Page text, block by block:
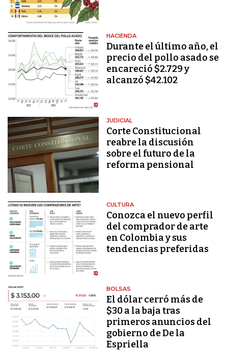
HACIENDA
Durante el último año, el
precio del pollo asado se
encareció $2.729 y
alcanzó $42.102
JUDICIAL
Corte Constitucional
reabre la discusión
sobre el futuro de la
reforma pensional
CULTURA
Conozca el nuevo perfil
del comprador de arte
en Colombia y sus
tendencias preferidas
BOLSAS
El dólar cerró más de
$30 a la baja tras
primeros anuncios del
gobierno de De la
Espriella